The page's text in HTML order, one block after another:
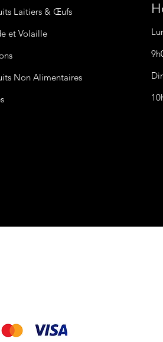
Laitiers & Œufs
et Volaille
Non Alimentaires